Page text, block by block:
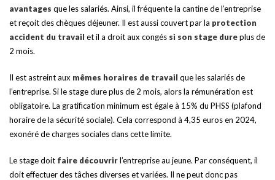
avantages que les salariés. Ainsi, il fréquente la cantine de l’entreprise
et reçoit des chèques déjeuner. Il est aussi couvert par la protection
accident du travail et il a droit aux congés si son stage dureplus de
2 mois.
Il est astreint aux mêmes horaires de travail que les salariés de
l’entreprise. Si le stage dure plus de 2 mois, alors la rémunération est
obligatoire. La gratification minimum est égale à 15% du PHSS (plafond
horaire de la sécurité sociale). Cela correspond à 4,35 euros en 2024,
exonéré de charges sociales dans cette limite.
Le stage doit faire découvrirl’entreprise au jeune. Par conséquent, il
doit effectuer des tâches diverses et variées. Il ne peut donc pas